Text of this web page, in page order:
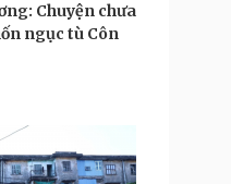
Chuyện chưa
ngục tù Côn